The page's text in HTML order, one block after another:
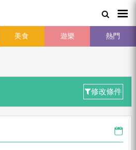
美食 遊樂 熱門
修改條件